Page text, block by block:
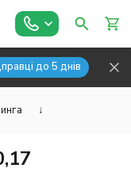
до 5 днів
↓